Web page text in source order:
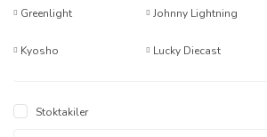
Greenlight Johnny Lightning
Kyosho Lucky Diecast
Stoktakiler